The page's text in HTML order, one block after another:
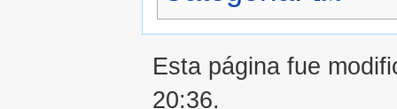
Esta página fue
20:36.